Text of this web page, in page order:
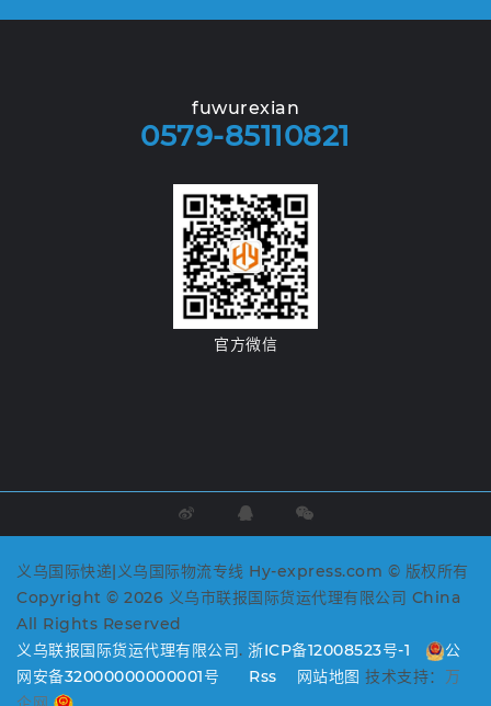
fuwurexian
0579-85110821
官方微信
义乌国际快递|义乌国际物流专线 Hy-express.com © 版权所有
Copyright © 2026 义乌市联报国际货运代理有限公司 China
All Rights Reserved
义乌联报国际货运代理有限公司. 浙ICP备12008523号-1
公
网安备32000000000001号
Rss 网站地图 技术支持： 万